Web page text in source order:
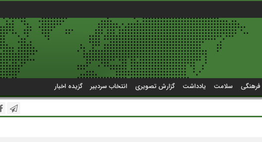
فرهنگی سلامت یادداشت گزارش تصویری انتخاب سردبیر گزیده اخبار